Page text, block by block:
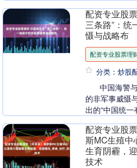
配资专业股
三条路”：统
慑与战略布
配资专业股票理
分类：炒股
中国海警与
的非军事威
出的“中国统
配资专业股
斯MC生殖中
生育阴霾，
技术